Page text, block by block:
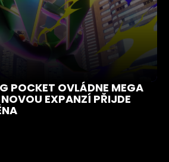
POCKET OVLÁDNE MEGA
EXPANZÍ PŘIJDE